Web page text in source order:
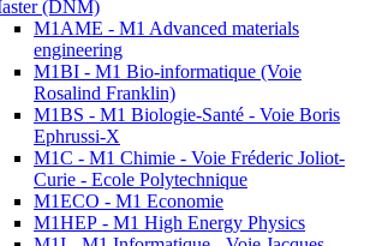
(DNM)
M1AME - M1 Advanced materials
engineering
M1BI - M1 Bio-informatique (Voie
Rosalind Franklin)
M1BS - M1 Biologie-Santé - Voie Boris
Ephrussi-X
M1C - M1 Chimie - Voie Fréderic Joliot-
Curie - Ecole Polytechnique
M1ECO - M1 Economie
M1HEP - M1 High Energy Physics